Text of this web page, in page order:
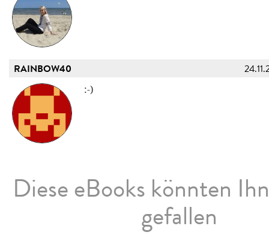
RAINBOW40
:-)
Diese eBooks könnten
gefallen